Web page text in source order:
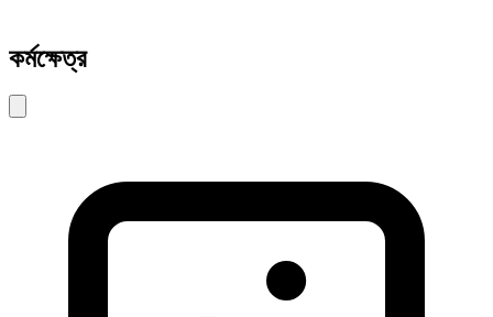
কর্মক্ষেত্র